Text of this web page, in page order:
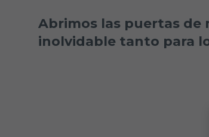
Abrimos las puertas de
inolvidable tanto para